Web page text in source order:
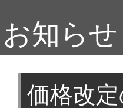
お知らせ
価格改